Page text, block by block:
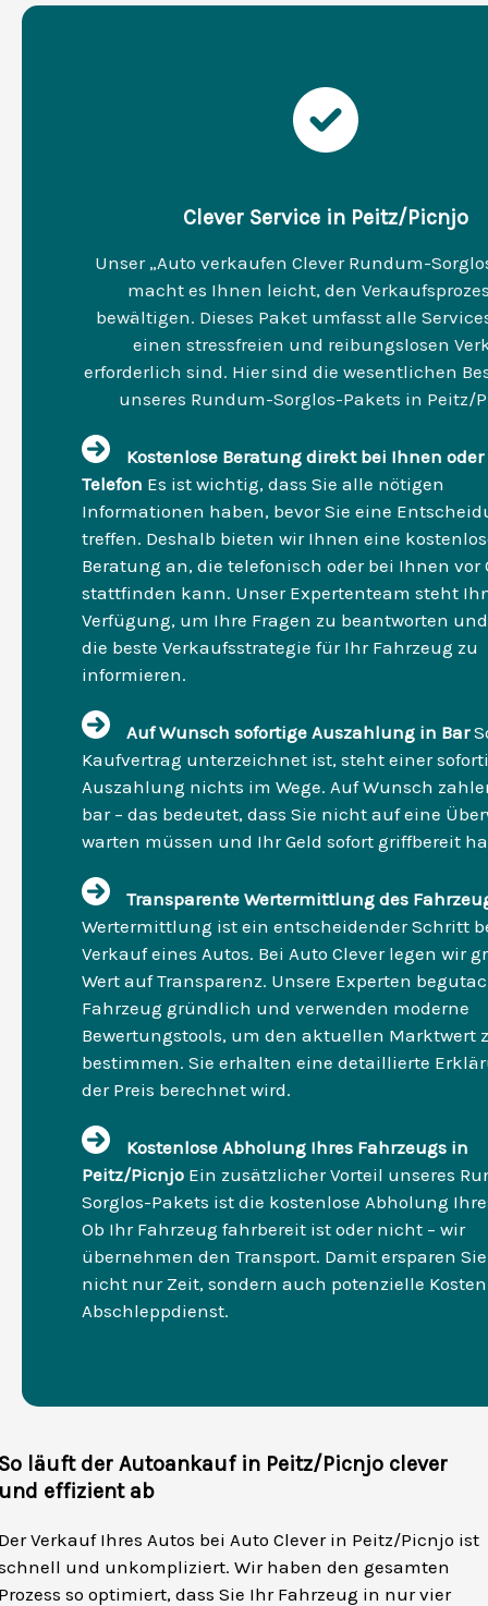
Clever Service in Peitz/Picnjo
Unser „Auto verkaufen Clever Rundum-
macht es Ihnen leicht, den
bewältigen. Dieses Paket umfasst alle
einen stressfreien und reibungslosen
erforderlich sind. Hier sind die wesentlichen
unseres Rundum-Sorglos-Pakets in Peitz/
Kostenlose Beratung direkt bei Ihnen oder
Telefon Es ist wichtig, dass Sie alle nötigen
Informationen haben, bevor Sie eine
treffen. Deshalb bieten wir Ihnen eine
Beratung an, die telefonisch oder bei Ihnen vor
stattfinden kann. Unser Expertenteam steht
Verfügung, um Ihre Fragen zu beantworten
die beste Verkaufsstrategie für Ihr Fahrzeug zu
informieren.
Auf Wunsch sofortige Auszahlung in Bar
Kaufvertrag unterzeichnet ist, steht einer
Auszahlung nichts im Wege. Auf Wunsch
bar – das bedeutet, dass Sie nicht auf eine
warten müssen und Ihr Geld sofort griffbereit
Transparente Wertermittlung des
Wertermittlung ist ein entscheidender Schritt
Verkauf eines Autos. Bei Auto Clever legen wir
Wert auf Transparenz. Unsere Experten
Fahrzeug gründlich und verwenden moderne
Bewertungstools, um den aktuellen Marktwert
bestimmen. Sie erhalten eine detaillierte
der Preis berechnet wird.
Kostenlose Abholung Ihres Fahrzeugs in
Peitz/Picnjo Ein zusätzlicher Vorteil unseres
Sorglos-Pakets ist die kostenlose Abholung
Ob Ihr Fahrzeug fahrbereit ist oder nicht – wir
übernehmen den Transport. Damit ersparen
nicht nur Zeit, sondern auch potenzielle
Abschleppdienst.
läuft der Autoankauf in Peitz/Picnjo clever
effizient ab
Verkauf Ihres Autos bei Auto Clever in Peitz/Picnjo ist
und unkompliziert. Wir haben den gesamten
so optimiert, dass Sie Ihr Fahrzeug in nur vier